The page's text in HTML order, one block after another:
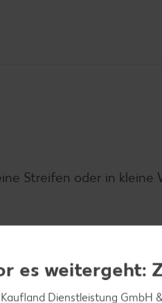
Streifen oder in kleine
Oregano waschen,
es weitergeht:
Dienstleistung GmbH